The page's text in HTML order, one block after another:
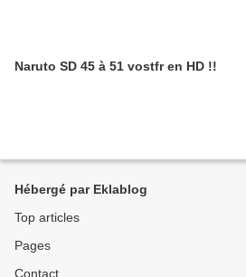
Naruto SD 45 à 51 vostfr en HD !!
Hébergé par Eklablog
Top articles
Pages
Contact